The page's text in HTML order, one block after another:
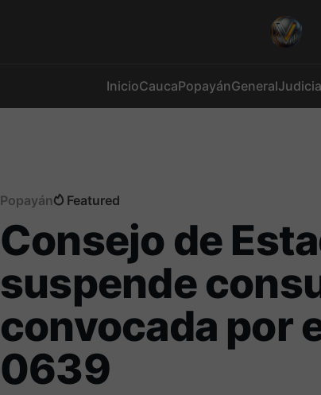
InicioCaucaPopayánGeneral
Popayán Featured
Consejo de
suspende
convocada por
0639